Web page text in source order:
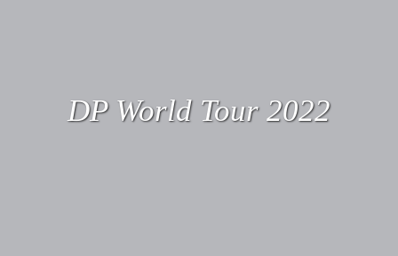
DP World Tour 2022